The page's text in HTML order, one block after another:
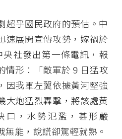
超乎國民政府的預估。中
速展開宣傳攻勢，嫁禍於
央社發出第一條電訊，報
情形：「敵軍於 9 日猛攻
因我軍左翼依據黃河堅強
大炮猛烈轟擊，將該處黃
口，水勢氾濫，甚形嚴
能，說謊卻駕輕就熟。